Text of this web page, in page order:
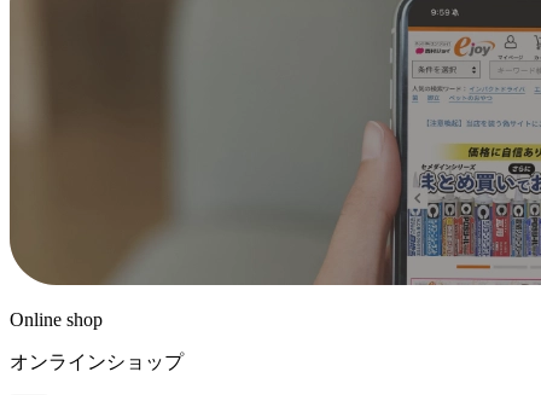
Online shop
オンラインショップ